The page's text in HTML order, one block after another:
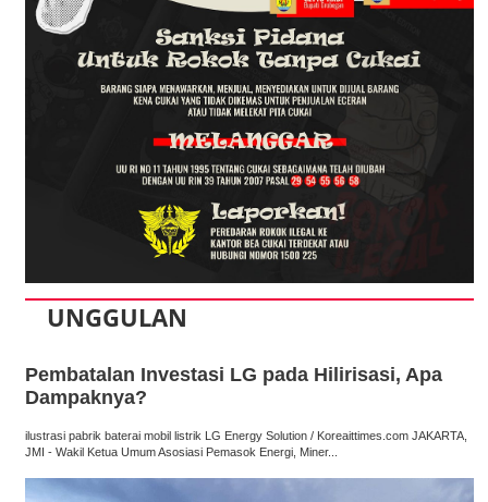
UNGGULAN
Pembatalan Investasi LG pada Hilirisasi, Apa
Dampaknya?
ilustrasi pabrik baterai mobil listrik LG Energy Solution / Koreaittimes.com JAKARTA,
JMI - Wakil Ketua Umum Asosiasi Pemasok Energi, Miner...